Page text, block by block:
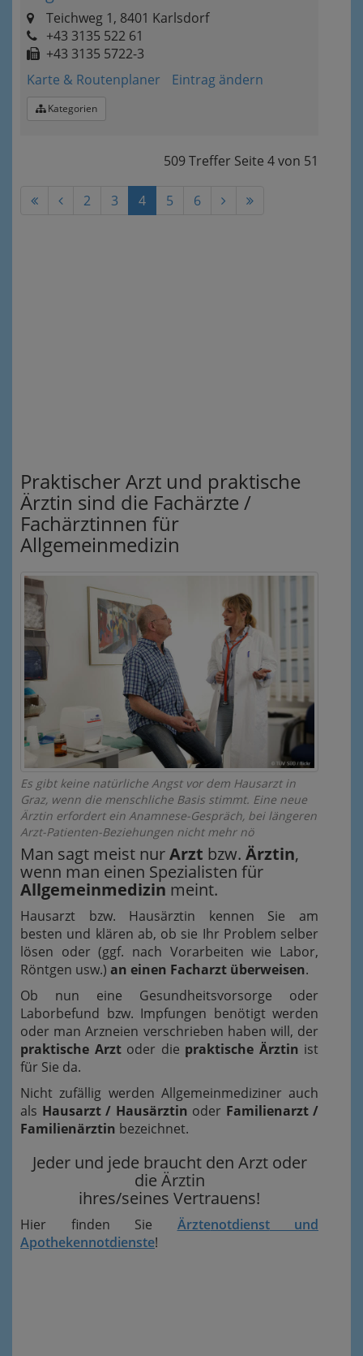
Teichweg 1, 8401 Karlsdorf
+43 3135 522 61
+43 3135 5722-3
Karte & Routenplaner
Eintrag ändern
Kategorien
509 Treffer Seite 4von 51
2 3 4 5 6
Praktischer Arzt und praktische
Ärztin sind die Fachärzte /
Fachärztinnen für
Allgemeinmedizin
Es gibt keine natürliche Angst vor dem Hausarzt in
Graz, wenn die menschliche Basis stimmt. Eine neue
Ärztin erfordert ein Anamnese-Gespräch, bei längeren
Arzt-Patienten-Beziehungen nicht mehr nö
Man sagt meist nurArzt bzw. Ärztin,
wenn man einen Spezialisten für
Allgemeinmedizin meint.
Hausarzt bzw. Hausärztin kennen Sie am
besten und klären ab, ob sie Ihr Problem selber
lösen oder (ggf. nach Vorarbeiten wie Labor,
Röntgen usw.) an einen Facharzt überweisen.
Ob nun eine Gesundheitsvorsorge oder
Laborbefund bzw. Impfungen benötigt werden
oder man Arzneien verschrieben haben will, der
praktische Arztoder die praktische Ärztin ist
für Sie da.
Nicht zufällig werden Allgemeinmediziner auch
als Hausarzt / Hausärztin oder Familienarzt /
Familienärztin bezeichnet.
Jeder und jede braucht den Arzt oder
die Ärztin
ihres/seines Vertrauens!
Hier finden Sie Ärztenotdienstund
Apothekennotdienste!